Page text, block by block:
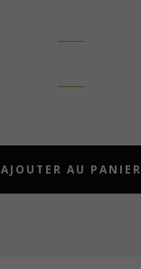
AJOUTER AU PANIER